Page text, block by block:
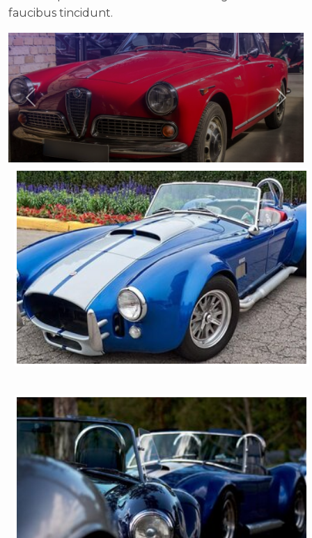
faucibus tincidunt.
Previous Next